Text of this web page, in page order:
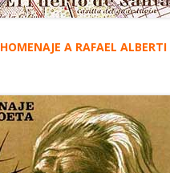
HOMENAJE A RAFAEL